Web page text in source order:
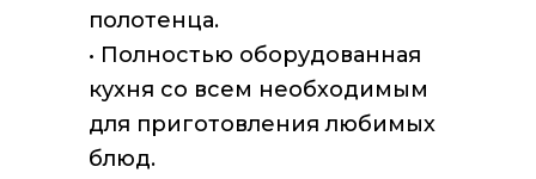
полотенца.
• Полностью оборудованная
кухня со всем необходимым
для приготовления любимых
блюд.